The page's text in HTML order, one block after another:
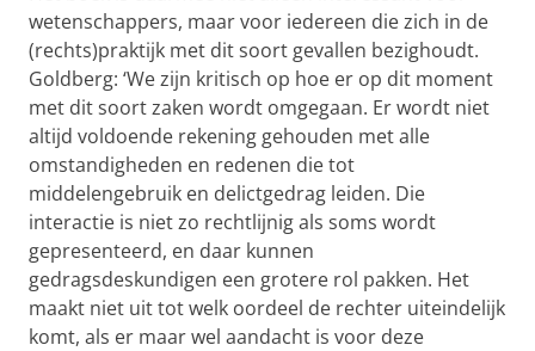
wetenschappers, maar voor iedereen die zich in de
(rechts)praktijk met dit soort gevallen bezighoudt.
Goldberg: ‘We zijn kritisch op hoe er op dit moment
met dit soort zaken wordt omgegaan. Er wordt niet
altijd voldoende rekening gehouden met alle
omstandigheden en redenen die tot
middelengebruik en delictgedrag leiden. Die
interactie is niet zo rechtlijnig als soms wordt
gepresenteerd, en daar kunnen
gedragsdeskundigen een grotere rol pakken. Het
maakt niet uit tot welk oordeel de rechter uiteindelijk
komt, als er maar wel aandacht is voor deze